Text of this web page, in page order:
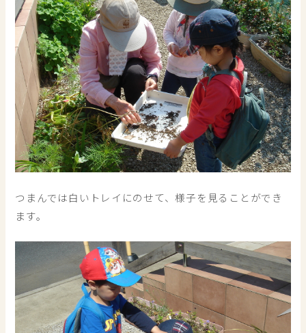
つまんでは白いトレイにのせて、様子を見ることができ
ます。